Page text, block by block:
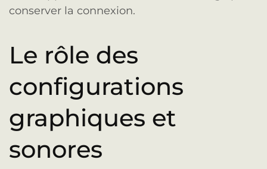
conserver la connexion.
Le rôle des
configurations
graphiques et
sonores